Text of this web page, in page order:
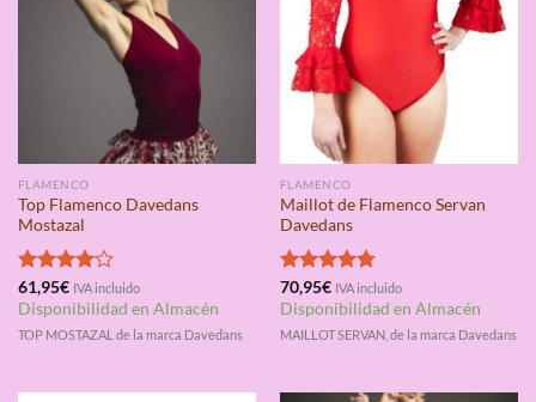
FLAMENCO
Top Flamenco Davedans
Mostazal
Valorado
con4.00
61,95€ IVA incluido
Disponibilidad en Almacén
TOP MOSTAZAL de la marca Davedans
FLAMENCO
Maillot de Flamenco Servan
Davedans
Valorado
con4.75
70,95€ IVA incluido
Disponibilidad en Almacén
MAILLOT SERVAN, de la marca Davedans